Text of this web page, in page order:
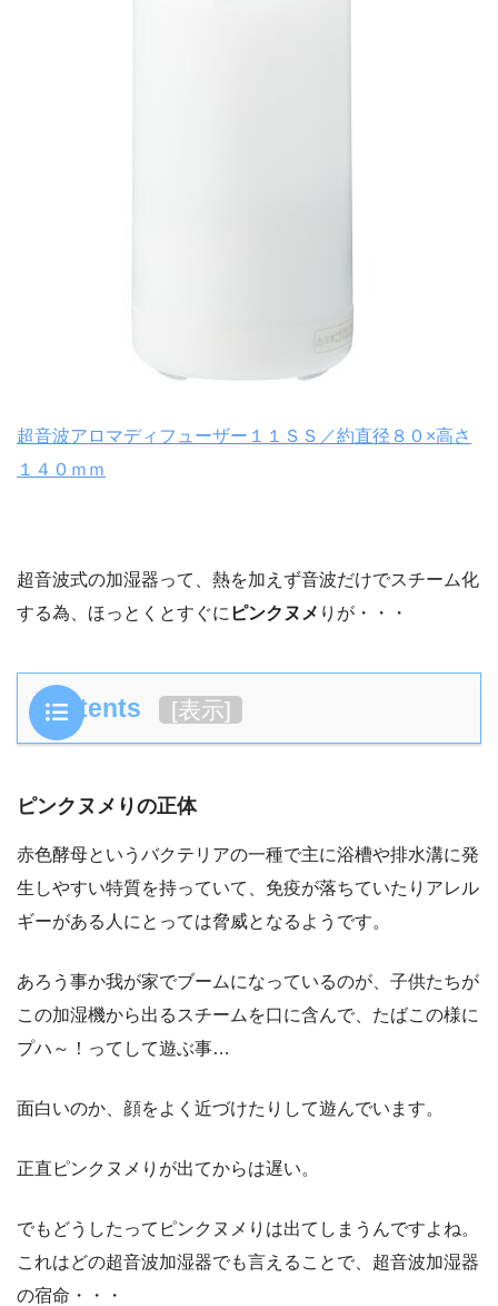
超音波アロマディフューザー１１ＳＳ／約直径８０×高さ
１４０ｍｍ
超音波式の加湿器って、熱を加えず音波だけでスチーム化
する為、ほっとくとすぐに ピンクヌメ りが・・・
Contents [表示]
ピンクヌメりの正体
赤色酵母というバクテリアの一種で主に浴槽や排水溝に発
生しやすい特質を持っていて、免疫が落ちていたりアレル
ギーがある人にとっては脅威となるようです。
あろう事か我が家でブームになっているのが、子供たちが
この加湿機から出るスチームを口に含んで、たばこの様に
プハ～！ってして遊ぶ事…
面白いのか、顔をよく近づけたりして遊んでいます。
正直ピンクヌメりが出てからは遅い。
でもどうしたってピンクヌメりは出てしまうんですよね。
これはどの超音波加湿器でも言えることで、超音波加湿器
の宿命・・・